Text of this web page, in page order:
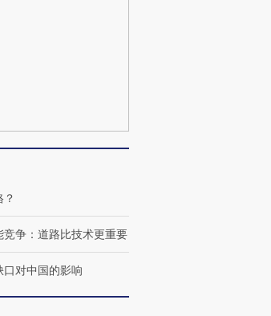
竞争：道路比技术更重要
对中国的影响